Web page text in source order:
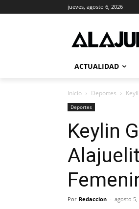
jueves, agosto 6, 2026
ACTUALIDAD
Inicio Deportes
Deportes
Keylin
Por Redaccion - agosto 5,